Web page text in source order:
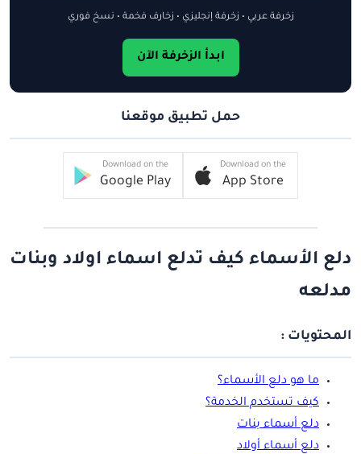
زخرفة عربي • زخرفة إنجليزي • زخارف فخمة • نسخ فوري
ابدأ الزخرفة الآن
حمل تطبيق موقعنا
Download on the
App Store
Download on the
Google Play
دلع الأسماء كيف تدلع اسماء اولاد وبنات
مدلعه
المحتويات :
ما هو دلع الأسماء؟
كيف تستخدم الخدمة؟
دلع أسماء بنات
دلع أسماء أولاد